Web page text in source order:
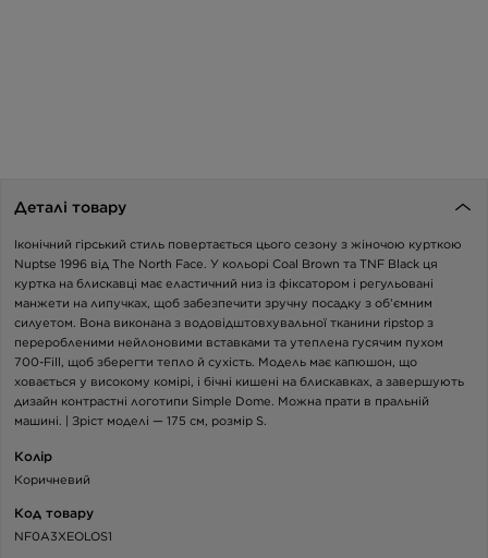
Деталі товару
Іконічний гірський стиль повертається цього сезону з жіночою курткою
Nuptse 1996 від The North Face. У кольорі Coal Brown та TNF Black ця
куртка на блискавці має еластичний низ із фіксатором і регульовані
манжети на липучках, щоб забезпечити зручну посадку з об’ємним
силуетом. Вона виконана з водовідштовхувальної тканини ripstop з
переробленими нейлоновими вставками та утеплена гусячим пухом
700-Fill, щоб зберегти тепло й сухість. Модель має капюшон, що
ховається у високому комірі, і бічні кишені на блискавках, а завершують
дизайн контрастні логотипи Simple Dome. Можна прати в пральній
машині. | Зріст моделі — 175 см, розмір S.
Колір
Коричневий
Код товару
NF0A3XEOLOS1